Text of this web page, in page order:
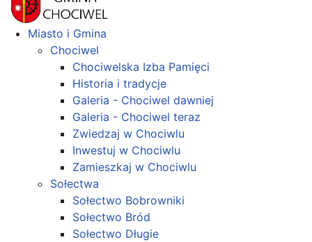
Miasto i Gmina
Chociwel
Chociwelska Izba Pamięci
Historia i tradycje
Galeria - Chociwel dawniej
Galeria - Chociwel teraz
Zwiedzaj w Chociwlu
Inwestuj w Chociwlu
Zamieszkaj w Chociwlu
Sołectwa
Sołectwo Bobrowniki
Sołectwo Bród
Sołectwo Długie